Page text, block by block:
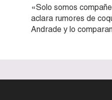
«Solo somos
aclara rumores de
Andrade y lo